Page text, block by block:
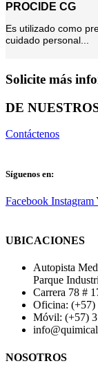
PROCIDE CG
Es utilizado como
cuidado personal...
Solicite más
DE
Contáctenos
Síguenos en:
Facebook Instagram
UBICACIONES
Autopista
Parque
Carrera 78 #
Oficina: (+57)
Móvil: (+57)
NOSOTROS